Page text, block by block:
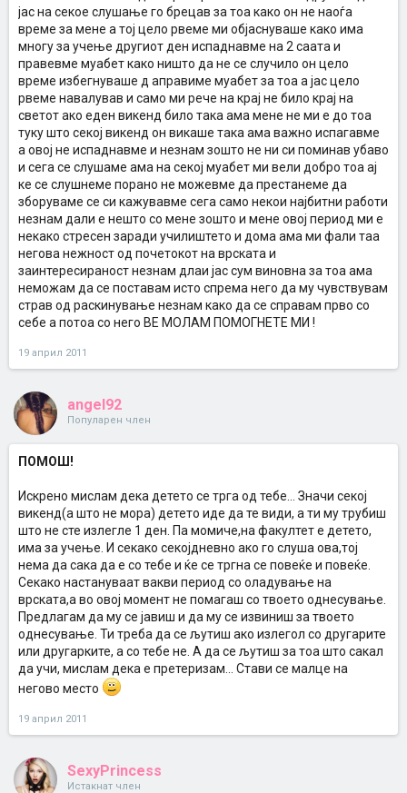
јас на секое слушање го брецав за тоа како он не наоѓа
време за мене а тој цело рвеме ми објаснуваше како има
многу за учење другиот ден испаднавме на 2 саата и
правевме муабет како ништо да не се случило он цело
време избегнуваше д аправиме муабет за тоа а јас цело
рвеме навалував и само ми рече на крај не било крај на
светот ако еден викенд било така ама мене не ми е до тоа
туку што секој викенд он викаше така ама важно испагавме
а овој не испаднавме и незнам зошто не ни си поминав убаво
и сега се слушаме ама на секој муабет ми вели добро тоа ај
ке се слушнеме порано не можевме да престанеме да
зборуваме се си кажувавме сега само некои најбитни работи
незнам дали е нешто со мене зошто и мене овој период ми е
некако стресен заради училиштето и дома ама ми фали таа
негова нежност од почетокот на врската и
заинтересираност незнам длаи јас сум виновна за тоа ама
неможам да се поставам исто спрема него да му чувствувам
страв од раскинување незнам како да се справам прво со
себе а потоа со него ВЕ МОЛАМ ПОМОГНЕТЕ МИ !
19 април 2011
angel92
Популарен член
ПОМОШ!
Искрено мислам дека детето се трга од тебе... Значи секој
викенд(а што не мора) детето иде да те види, а ти му трубиш
што не сте излегле 1 ден. Па момиче,на факултет е детето,
има за учење. И секако секојдневно ако го слуша ова,тој
нема да сака да е со тебе и ќе се тргна се повеќе и повеќе.
Секако настануваат вакви период со оладување на
врската,а во овој момент не помагаш со твоето однесување.
Предлагам да му се јавиш и да му се извиниш за твоето
однесување. Ти треба да се љутиш ако излегол со другарите
или другарките, а со тебе не. А да се љутиш за тоа што сакал
да учи, мислам дека е претеризам... Стави се малце на
негово место
19 април 2011
SexyPrincess
Истакнат член